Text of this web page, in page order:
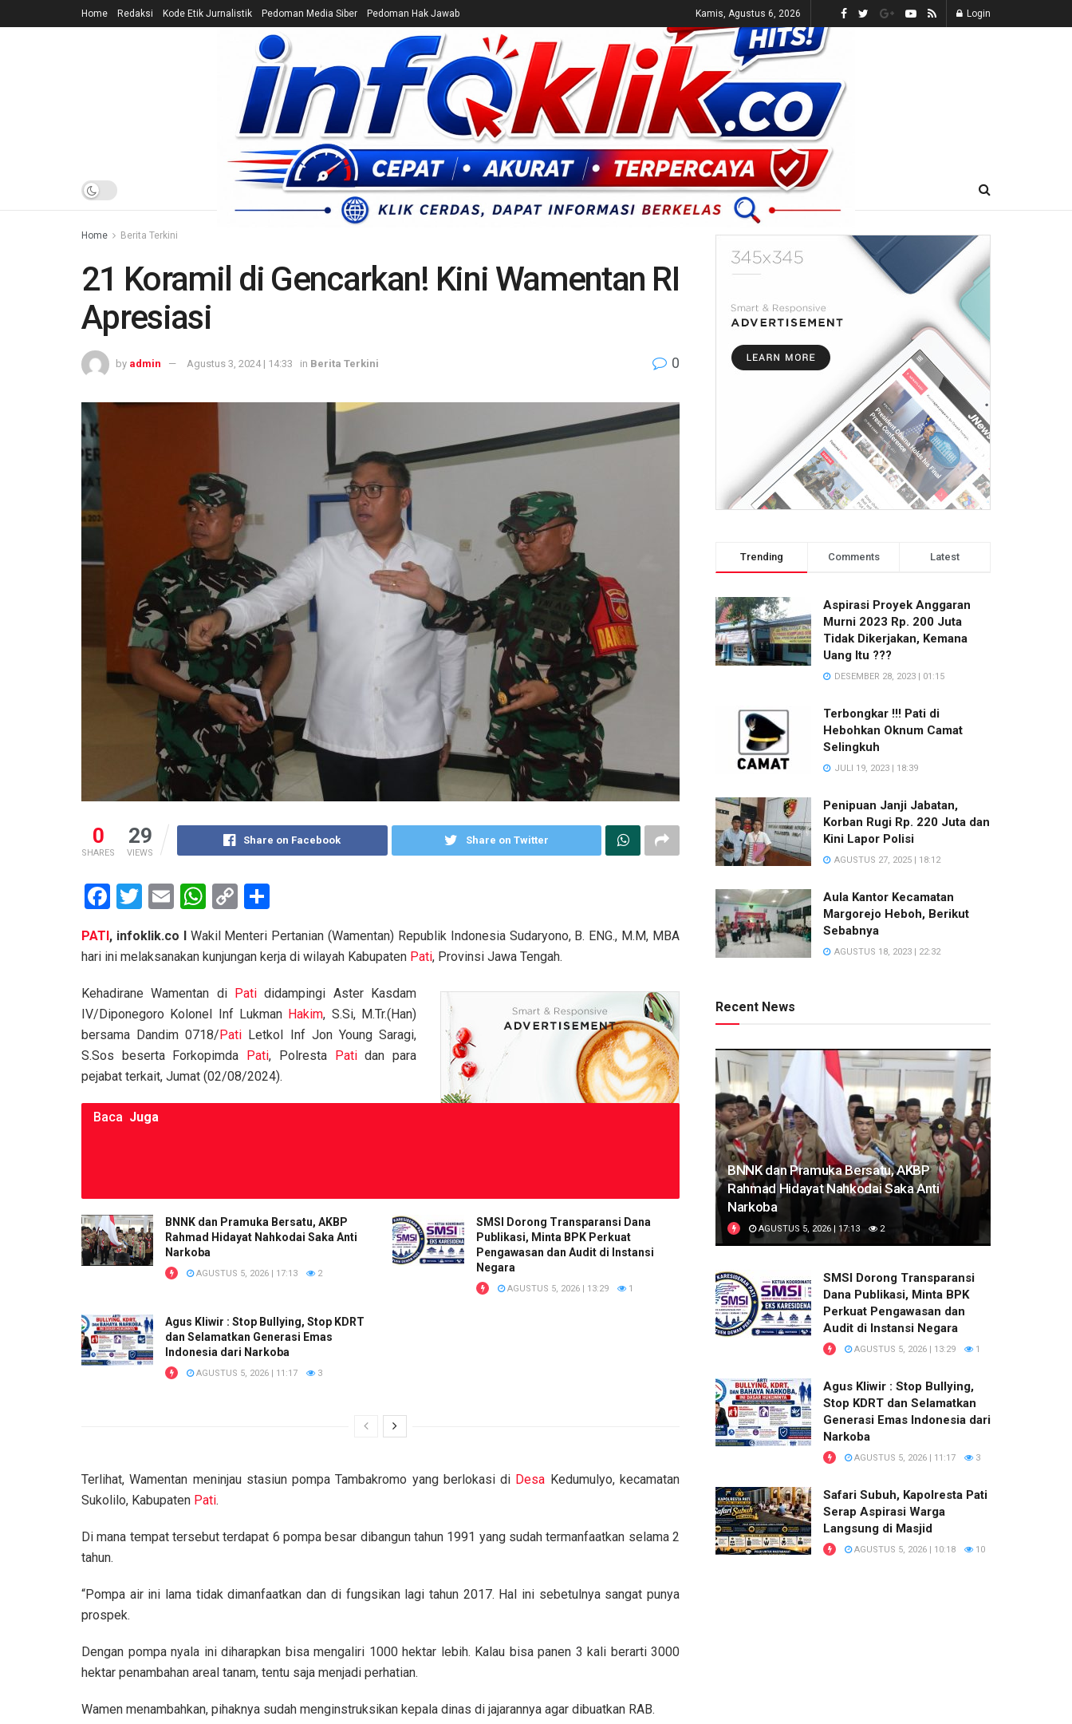
Home Redaksi Kode Etik Jurnalistik Pedoman Media Siber Pedoman Hak Jawab Kamis, Agustus 6, 2026 Login
HOME NEWS CEK FAKTA ENTERTAINMENT BREAKING NEWS UMUM E-KORAN LIVE TV
Home Berita Terkini
21 Koramil di Gencarkan! Kini Wamentan RI
Apresiasi
by admin Agustus 3, 2024 | 14:33 in Berita Terkini 0
0
SHARES
29
VIEWS
Share on Facebook Share on Twitter
F
ce
o
o
k
T
tt
E
ail
W
at
A
p
p
C
py
Li
n
k
ar
e
PATI, infoklik.co IWakil Menteri Pertanian (Wamentan) Republik Indonesia Sudaryono, B. ENG., M.M, MBA
hari ini melaksanakan kunjungan kerja di wilayah Kabupaten Pati, Provinsi Jawa Tengah.
Kehadirane Wamentan di Pati didampingi Aster Kasdam
IV/Diponegoro Kolonel Inf Lukman Hakim, S.Si, M.Tr.(Han)
bersama Dandim 0718/Pati Letkol Inf Jon Young Saragi,
S.Sos beserta Forkopimda Pati, Polresta Patidan para
pejabat terkait, Jumat (02/08/2024).
Baca Juga
BNNK dan Pramuka Bersatu, AKBP
Rahmad Hidayat Nahkodai Saka Anti
Narkoba
AGUSTUS 5, 2026 | 17:13 2
SMSI Dorong Transparansi Dana
Publikasi, Minta BPK Perkuat
Pengawasan dan Audit di Instansi
Negara
AGUSTUS 5, 2026 | 13:29 1
Agus Kliwir : Stop Bullying, Stop KDRT
dan Selamatkan Generasi Emas
Indonesia dari Narkoba
AGUSTUS 5, 2026 | 11:17 3
Terlihat, Wamentan meninjau stasiun pompa Tambakromo yang berlokasi di Desa Kedumulyo, kecamatan
Sukolilo, Kabupaten Pati.
Di mana tempat tersebut terdapat 6 pompa besar dibangun tahun 1991 yang sudah termanfaatkan selama 2
tahun.
“Pompa air ini lama tidak dimanfaatkan dan di fungsikan lagi tahun 2017. Hal ini sebetulnya sangat punya
prospek.
Dengan pompa nyala ini diharapkan bisa mengaliri 1000 hektar lebih. Kalau bisa panen 3 kali berarti 3000
hektar penambahan areal tanam, tentu saja menjadi perhatian.
Wamen menambahkan, pihaknya sudah menginstruksikan kepala dinas di jajarannya agar dibuatkan RAB.
Trending Comments Latest
Aspirasi Proyek Anggaran
Murni 2023 Rp. 200 Juta
Tidak Dikerjakan, Kemana
Uang Itu ???
DESEMBER 28, 2023 | 01:15
Terbongkar !!! Pati di
Hebohkan Oknum Camat
Selingkuh
JULI 19, 2023 | 18:39
Penipuan Janji Jabatan,
Korban Rugi Rp. 220 Juta dan
Kini Lapor Polisi
AGUSTUS 27, 2025 | 18:12
Aula Kantor Kecamatan
Margorejo Heboh, Berikut
Sebabnya
AGUSTUS 18, 2023 | 22:32
Recent News
BNNK dan Pramuka Bersatu, AKBP
Rahmad Hidayat Nahkodai Saka Anti
Narkoba
AGUSTUS 5, 2026 | 17:13 2
SMSI Dorong Transparansi
Dana Publikasi, Minta BPK
Perkuat Pengawasan dan
Audit di Instansi Negara
AGUSTUS 5, 2026 | 13:29 1
Agus Kliwir : Stop Bullying,
Stop KDRT dan Selamatkan
Generasi Emas Indonesia dari
Narkoba
AGUSTUS 5, 2026 | 11:17 3
Safari Subuh, Kapolresta Pati
Serap Aspirasi Warga
Langsung di Masjid
AGUSTUS 5, 2026 | 10:18 10